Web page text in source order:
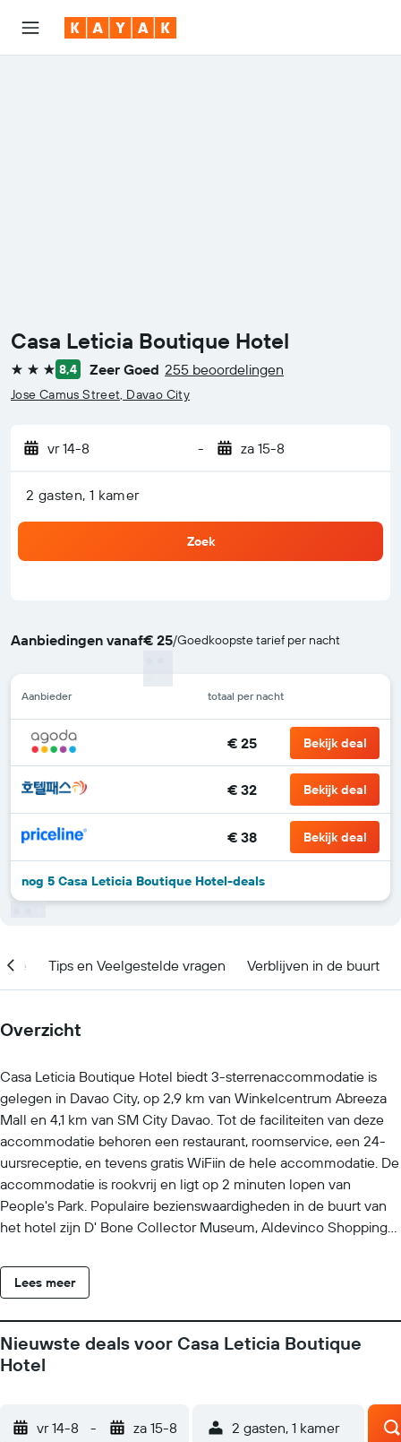
Casa Leticia Boutique Hotel
3 sterren8,4 Zeer Goed 255 beoordelingen
Jose Camus Street, Davao City
vr 14-8 - za 15-8
2 gasten, 1 kamer
Zoek
Aanbiedingen vanaf€ 25/Goedkoopste tarief per nacht
Aanbieder totaal per nacht
€ 25 Bekijk deal
€ 32 Bekijk deal
€ 38 Bekijk deal
nog 5 Casa Leticia Boutique Hotel-deals
Tips en Veelgestelde vragen Verblijven in de buurt
Overzicht
Casa Leticia Boutique Hotel biedt 3-sterrenaccommodatie is
gelegen in Davao City, op 2,9 km van Winkelcentrum Abreeza
Mall en 4,1 km van SM City Davao. Tot de faciliteiten van deze
accommodatie behoren een restaurant, roomservice, een 24-
uursreceptie, en tevens gratis WiFiin de hele accommodatie. De
accommodatie is rookvrij en ligt op 2 minuten lopen van
People's Park. Populaire bezienswaardigheden in de buurt van
het hotel zijn D' Bone Collector Museum, Aldevinco Shopping
luchthaven Davao (Francisco Bangoy) ligt op 7 km afstand.
Lees meer
Nieuwste deals voor Casa Leticia Boutique
Hotel
vr 14-8 - za 15-8 2 gasten, 1 kamer